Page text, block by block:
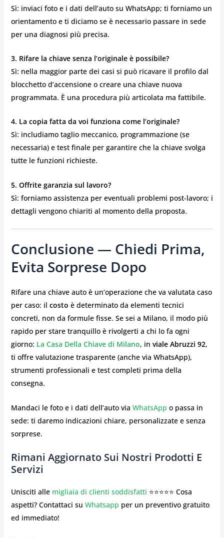
Sì: inviaci foto e i dati dell’auto su WhatsApp; ti forniamo un
orientamento e ti diciamo se è necessario passare in sede
per una diagnosi più precisa.
3. Rifare la chiave senza l’originale è possibile?
Sì: nella maggior parte dei casi si può ricavare il profilo dal
blocchetto d’accensione o creare una chiave nuova
programmata. È una procedura più articolata ma fattibile.
4. La copia fatta da voi funziona come l’originale?
Sì: includiamo taglio meccanico, programmazione (se
necessaria) e test finale per garantire che la chiave svolga
tutte le funzioni richieste.
5. Offrite garanzia sul lavoro?
Sì: forniamo assistenza per eventuali problemi post-lavoro; i
dettagli vengono chiariti al momento della proposta.
Conclusione — Chiedi Prima,
Evita Sorprese Dopo
Rifare una chiave auto è un’operazione che va valutata caso
per caso: il costo è determinato da elementi tecnici
concreti, non da formule fisse. Se sei a Milano, il modo più
rapido per stare tranquillo è rivolgerti a chi lo fa ogni
giorno: La Casa Della Chiave di Milano, in viale Abruzzi 92,
ti offre valutazione trasparente (anche via WhatsApp),
strumenti professionali e test completi prima della
consegna.
Mandaci le foto e i dati dell’auto via WhatsApp o passa in
sede: ti daremo indicazioni chiare, personalizzate e senza
sorprese.
Rimani Aggiornato Sui Nostri Prodotti E
Servizi
Unisciti alle migliaia di clienti soddisfatti ⭐⭐⭐⭐⭐ Cosa
aspetti? Contattaci su Whatsapp per un preventivo gratuito
ed immediato!